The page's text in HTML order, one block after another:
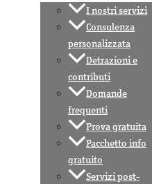
I nostri servizi
Consulenza
personalizzata
Detrazioni e
contributi
Domande
frequenti
Prova gratuita
Pacchetto info
gratuito
Servizi post-